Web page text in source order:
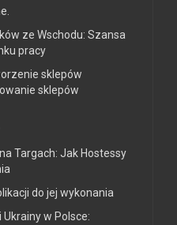
ze Wschodu: Szansa
pracy
sklepów
sklepów
Targach: Jak Hostessy
do jej wykonania
w Polsce: